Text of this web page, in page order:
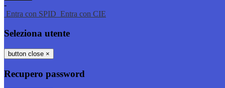
-
Entra con SPID Entra con CIE
Seleziona utente
button close ×
Recupero password